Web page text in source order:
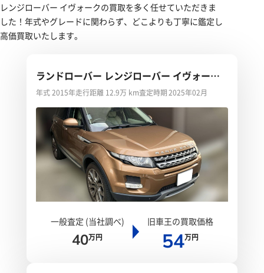
レンジローバー イヴォークの買取を多く任せていただきま
した！年式やグレードに関わらず、どこよりも丁寧に鑑定し
高価買取いたします。
ランドローバー レンジローバー イヴォーク
プレステージ
年式 2015年走行距離 12.9万 km査定時期 2025年02月
一般査定 (当社調べ)
40万円
旧車王の買取価格
54万円